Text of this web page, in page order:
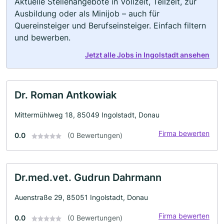
Ausbildung oder als Minijob – auch für
Quereinsteiger und Berufseinsteiger. Einfach filtern
und bewerben.
Jetzt alle Jobs in Ingolstadt ansehen
Dr. Roman Antkowiak
Mittermühlweg 18, 85049 Ingolstadt, Donau
0.0 (0 Bewertungen) Firma bewerten
Dr.med.vet. Gudrun Dahrmann
Auenstraße 29, 85051 Ingolstadt, Donau
0.0 (0 Bewertungen) Firma bewerten